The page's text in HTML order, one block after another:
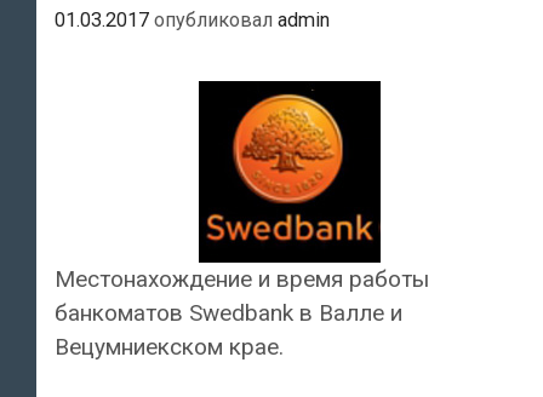
01.03.2017 опубликовал admin
Местонахождение и время работы
банкоматов Swedbank в Валле и
Вецумниекском крае.